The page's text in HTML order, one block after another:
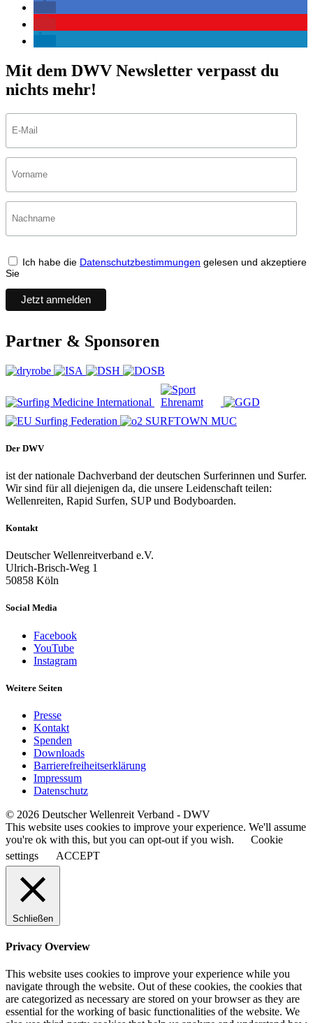
Mit dem DWV Newsletter verpasst du
nichts mehr!
Ich habe die Datenschutzbestimmungen gelesen und akzeptiere
Sie
Partner & Sponsoren
Der DWV
ist der nationale Dachverband der deutschen Surferinnen und Surfer.
Wir sind für all diejenigen da, die unsere Leidenschaft teilen:
Wellenreiten, Rapid Surfen, SUP und Bodyboarden.
Kontakt
Deutscher Wellenreitverband e.V.
Ulrich-Brisch-Weg 1
50858 Köln
Social Media
Facebook
YouTube
Instagram
Weitere Seiten
Presse
Kontakt
Spenden
Downloads
Barrierefreiheitserklärung
Impressum
Datenschutz
© 2026 Deutscher Wellenreit Verband - DWV
This website uses cookies to improve your experience. We'll assume
you're ok with this, but you can opt-out if you wish.
Cookie
settings
ACCEPT
Schließen
Privacy Overview
This website uses cookies to improve your experience while you
navigate through the website. Out of these cookies, the cookies that
are categorized as necessary are stored on your browser as they are
essential for the working of basic functionalities of the website. We